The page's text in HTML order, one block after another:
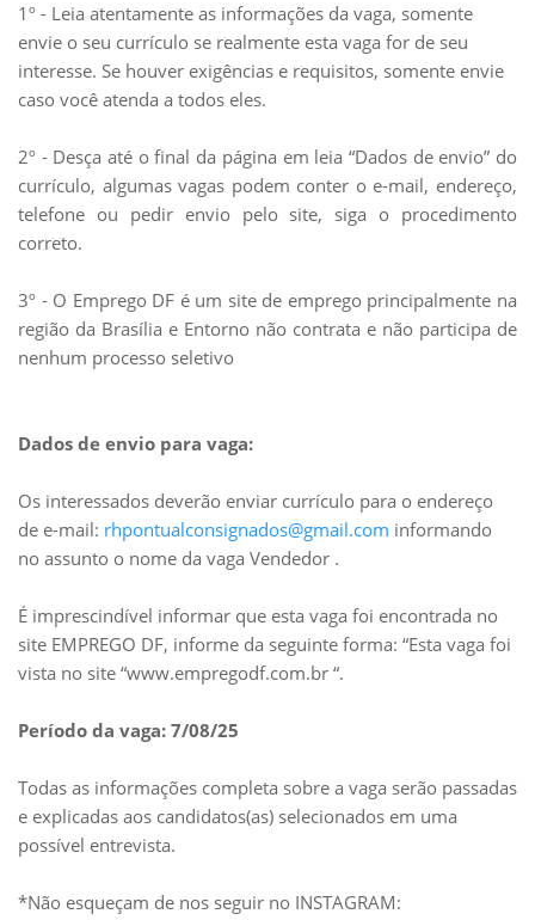
1º - Leia atentamente as informações da vaga, somente
envie o seu currículo se realmente esta vaga for de seu
interesse. Se houver exigências e requisitos, somente envie
caso você atenda a todos eles.
2º - Desça até o final da página em leia “Dados de envio” do
currículo, algumas vagas podem conter o e-mail, endereço,
telefone ou pedir envio pelo site, siga o procedimento
correto.
3º - O Emprego DF é um site de emprego principalmente na
região da Brasília e Entorno não contrata e não participa de
nenhum processo seletivo
Dados de envio para vaga:
Os interessados deverão enviar currículo para o endereço
de e-mail: rhpontualconsignados@gmail.com informando
no assunto o nome da vaga Vendedor .
É imprescindível informar que esta vaga foi encontrada no
site EMPREGO DF, informe da seguinte forma: “Esta vaga foi
vista no site “www.empregodf.com.br “.
Período da vaga: 7/08/25
Todas as informações completa sobre a vaga serão passadas
e explicadas aos candidatos(as) selecionados em uma
possível entrevista.
*Não esqueçam de nos seguir no INSTAGRAM: